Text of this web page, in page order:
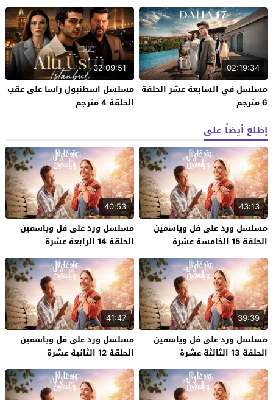
02:19:34
مسلسل في السابعة عشر الحلقة
6 مترجم
02:09:51
مسلسل اسطنبول راسا على عقب
الحلقة 4 مترجم
إطلع أيضاً على
43:13
مسلسل ورد على فل وياسمين
الحلقة 15 الخامسة عشرة
40:53
مسلسل ورد على فل وياسمين
الحلقة 14 الرابعة عشرة
39:39
مسلسل ورد على فل وياسمين
الحلقة 13 الثالثة عشرة
41:47
مسلسل ورد على فل وياسمين
الحلقة 12 الثانية عشرة